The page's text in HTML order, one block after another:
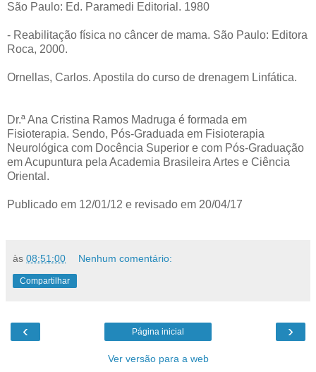
São Paulo: Ed. Paramedi Editorial. 1980
- Reabilitação física no câncer de mama. São Paulo: Editora
Roca, 2000.
Ornellas, Carlos. Apostila do curso de drenagem Linfática.
Dr.ª Ana Cristina Ramos Madruga é formada em
Fisioterapia. Sendo, Pós-Graduada em Fisioterapia
Neurológica com Docência Superior e com Pós-Graduação
em Acupuntura pela Academia Brasileira Artes e Ciência
Oriental.
Publicado em 12/01/12 e revisado em 20/04/17
às 08:51:00 Nenhum comentário:
Compartilhar
‹ ›
Página inicial
Ver versão para a web